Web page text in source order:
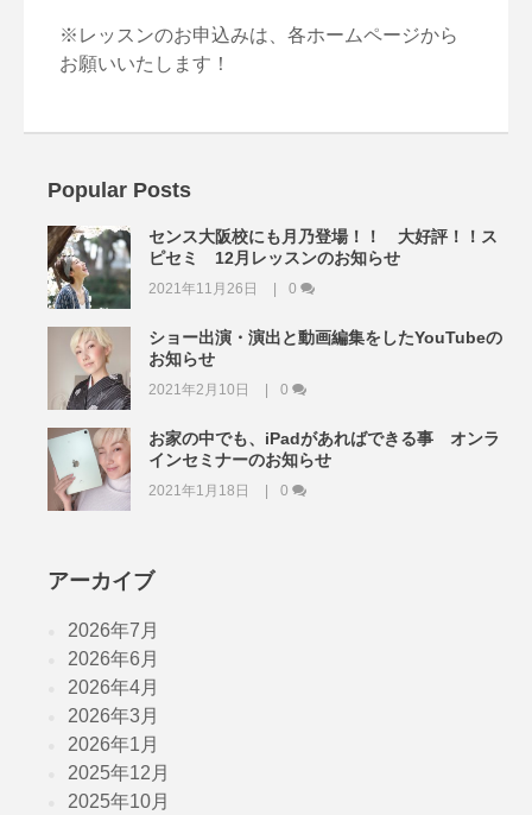
※レッスンのお申込みは、各ホームページから
お願いいたします！
Popular Posts
センス大阪校にも月乃登場！！ 大好評！！ス
ピセミ 12月レッスンのお知らせ
2021年11月26日 0
ショー出演・演出と動画編集をしたYouTubeの
お知らせ
2021年2月10日 0
お家の中でも、iPadがあればできる事 オンラ
インセミナーのお知らせ
2021年1月18日 0
アーカイブ
2026年7月
2026年6月
2026年4月
2026年3月
2026年1月
2025年12月
2025年10月